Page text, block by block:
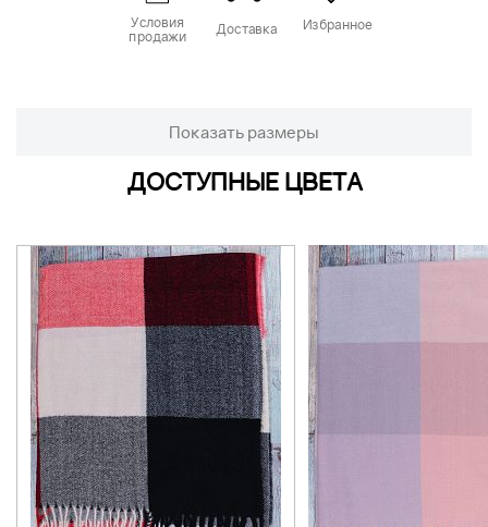
Условия
продажи Доставка Избранное
Показать размеры
ДОСТУПНЫЕ ЦВЕТА